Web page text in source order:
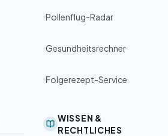
Pollenflug-Radar
Gesundheitsrechner
Folgerezept-Service
WISSEN &
RECHTLICHES